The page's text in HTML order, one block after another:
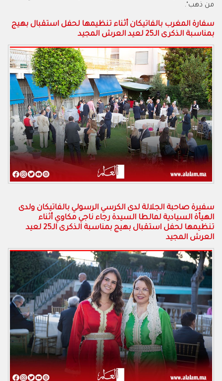
من ذهب".
سفارة المغرب بالفاتيكان أثناء تنظيمها لحفل استقبال بهيج
بمناسبة الذكرى الـ25 لعيد العرش المجيد
سفيرة صاحبة الجلالة لدى الكرسي الرسولي بالفاتيكان ولدى
الهيأة السيادية لمالطا السيدة رجاء ناجي مكاوي أثناء
تنظيمها لحفل استقبال بهيج بمناسبة الذكرى الـ25 لعيد
العرش المجيد